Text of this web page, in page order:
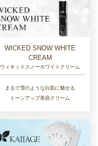
WICKED SNOW WHITE
CREAM
ウィキッドスノーホワイトクリーム
まるで雪のような白肌に魅せる
トーンアップ美容クリーム